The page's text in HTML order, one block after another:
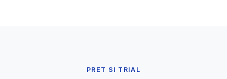
PRET SI TRIAL